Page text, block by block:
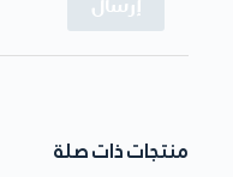
إرسال
منتجات ذات صلة